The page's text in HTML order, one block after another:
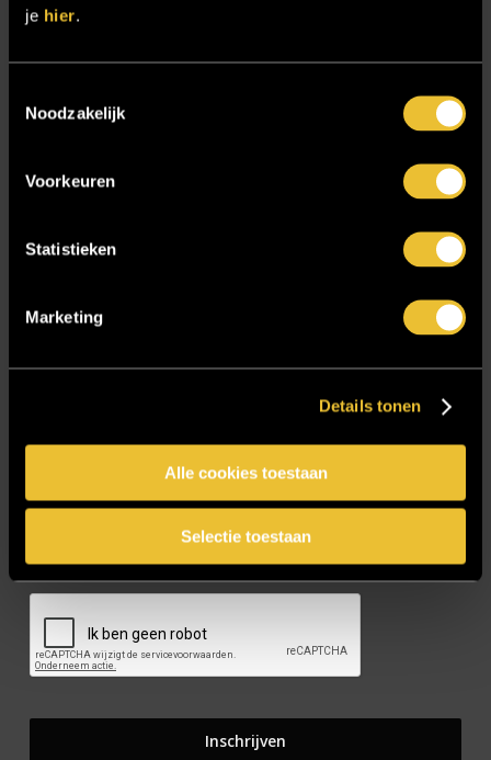
je hier.
Noodzakelijk
Voorkeuren
Statistieken
Marketing
Details tonen
Alle cookies toestaan
Selectie toestaan
Showroom
SIDN
Vacatures
CAPTCHA